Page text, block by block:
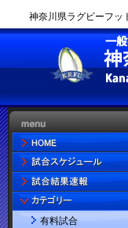
神奈川県ラグビーフッ
有料試合